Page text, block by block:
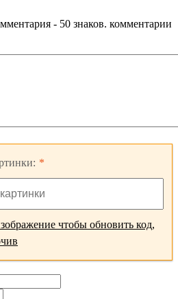
- 50 знаков. комментарии